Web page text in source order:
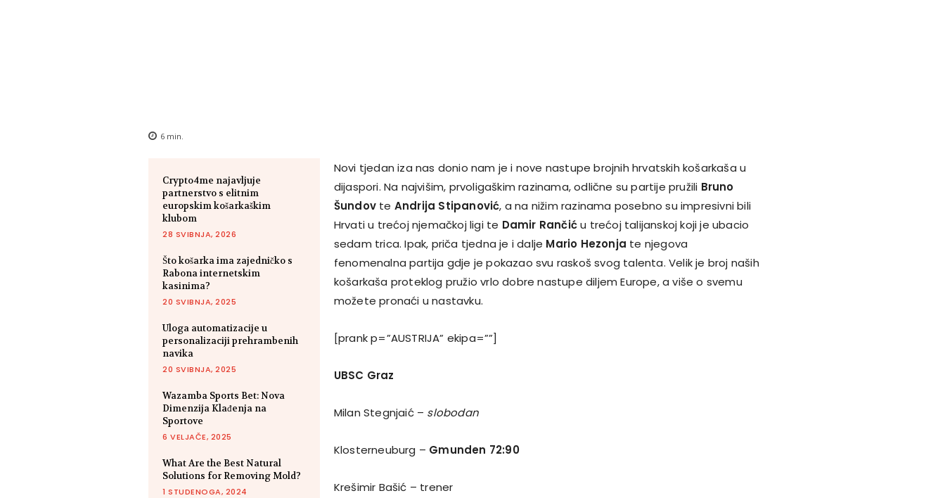
6 min.
Crypto4me najavljuje
partnerstvo s elitnim
europskim košarkaškim
klubom
28 SVIBNJA, 2026
Što košarka ima zajedničko s
Rabona internetskim
kasinima?
20 SVIBNJA, 2025
Uloga automatizacije u
personalizaciji prehrambenih
navika
20 SVIBNJA, 2025
Wazamba Sports Bet: Nova
Dimenzija Klađenja na
Sportove
6 VELJAČE, 2025
What Are the Best Natural
Solutions for Removing Mold?
1 STUDENOGA, 2024
Novi tjedan iza nas donio nam je i nove nastupe brojnih hrvatskih košarkaša u
dijaspori. Na najvišim, prvoligaškim razinama, odlične su partije pružili Bruno
Šundovte Andrija Stipanović, a na nižim razinama posebno su impresivni bili
Hrvati u trećoj njemačkoj ligi te Damir Rančiću trećoj talijanskoj koji je ubacio
sedam trica. Ipak, priča tjedna je i dalje Mario Hezonja te njegova
fenomenalna partija gdje je pokazao svu raskoš svog talenta. Velik je broj naših
košarkaša proteklog pružio vrlo dobre nastupe diljem Europe, a više o svemu
možete pronaći u nastavku.
[prank p=”AUSTRIJA” ekipa=””]
UBSC Graz
Milan Stegnjaić – slobodan
Klosterneuburg – Gmunden 72:90
Krešimir Bašić – trener